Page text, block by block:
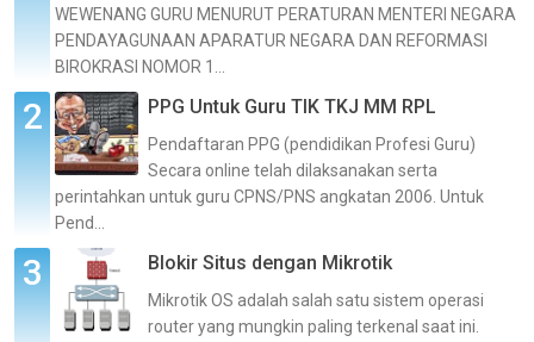
WEWENANG GURU MENURUT PERATURAN MENTERI NEGARA
PENDAYAGUNAAN APARATUR NEGARA DAN REFORMASI
BIROKRASI NOMOR 1...
PPG Untuk Guru TIK TKJ MM RPL
Pendaftaran PPG (pendidikan Profesi Guru)
Secara online telah dilaksanakan serta
perintahkan untuk guru CPNS/PNS angkatan 2006. Untuk
Pend...
Blokir Situs dengan Mikrotik
Mikrotik OS adalah salah satu sistem operasi
router yang mungkin paling terkenal saat ini.